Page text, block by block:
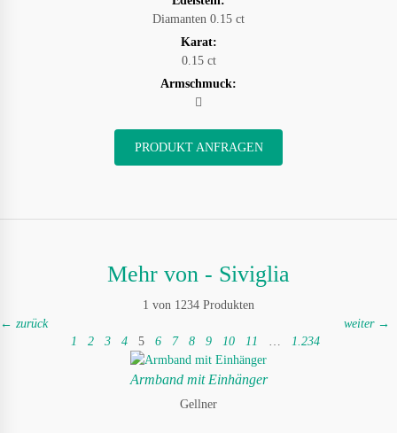
Diamanten 0.15 ct
Karat:
0.15 ct
Armschmuck:
PRODUKT ANFRAGEN
Mehr von - Siviglia
1 von 1234 Produkten
← zurück
1
2 3 4 5 6 7 8 9 10 11 1.234
weiter →
Armband mit Einhänger
Gellner